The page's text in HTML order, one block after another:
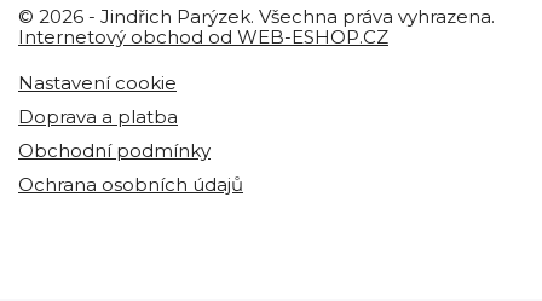
© 2026 - Jindřich Parýzek. Všechna práva vyhrazena.
Internetový obchod od WEB-ESHOP.CZ
Nastavení cookie
Doprava a platba
Obchodní podmínky
Ochrana osobních údajů